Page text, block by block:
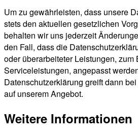
Um zu gewährleisten, dass unsere
stets den aktuellen gesetzlichen
behalten wir uns jederzeit
den Fall, dass die
oder überarbeiteter Leistungen, zum
Serviceleistungen, angepasst
Datenschutzerklärung greift dann
auf unserem Angebot.
Weitere Informationen